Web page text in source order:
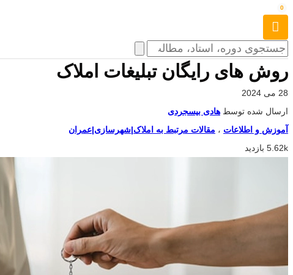
0
روش های رایگان تبلیغات املاک
28 می 2024
ارسال شده توسط هادی بیسجردی
آموزش و اطلاعات ، مقالات مرتبط به املاک|شهرسازی|عمران
5.62k بازدید